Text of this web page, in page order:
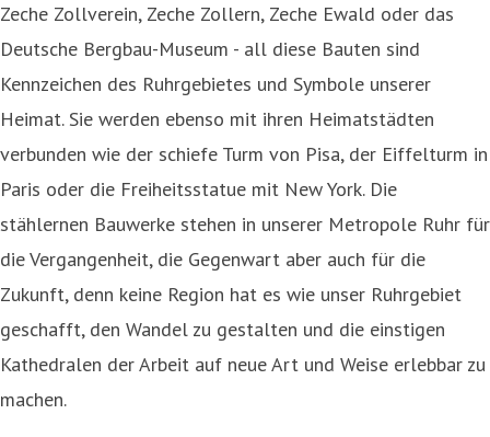
Zeche Zollverein, Zeche Zollern, Zeche Ewald oder das
Deutsche Bergbau-Museum - all diese Bauten sind
Kennzeichen des Ruhrgebietes und Symbole unserer
Heimat. Sie werden ebenso mit ihren Heimatstädten
verbunden wie der schiefe Turm von Pisa, der Eiffelturm in
Paris oder die Freiheitsstatue mit New York. Die
stählernen Bauwerke stehen in unserer Metropole Ruhr für
die Vergangenheit, die Gegenwart aber auch für die
Zukunft, denn keine Region hat es wie unser Ruhrgebiet
geschafft, den Wandel zu gestalten und die einstigen
Kathedralen der Arbeit auf neue Art und Weise erlebbar zu
machen.